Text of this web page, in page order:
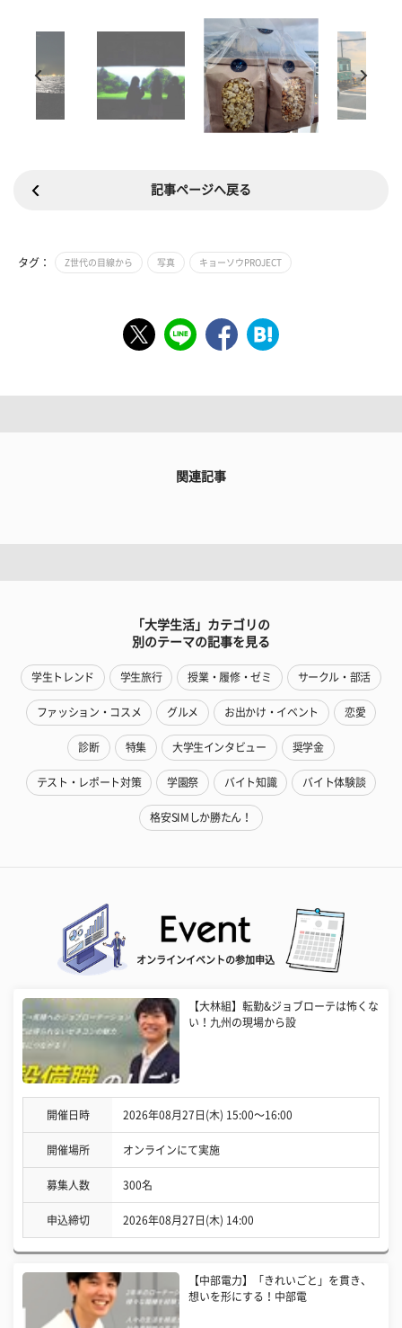
記事ページへ戻る
タグ： Z世代の目線から 写真 キョーソウPROJECT
関連記事
「大学生活」カテゴリの
別のテーマの記事を見る
学生トレンド 学生旅行 授業・履修・ゼミ サークル・部活
ファッション・コスメ グルメ お出かけ・イベント 恋愛
診断 特集 大学生インタビュー 奨学金
テスト・レポート対策 学園祭 バイト知識 バイト体験談
格安SIMしか勝たん！
オンラインイベントの参加申込
【大林組】転勤&ジョブローテは怖くな
い！九州の現場から設
開催日時 2026年08月27日(木) 15:00〜16:00
開催場所 オンラインにて実施
募集人数 300名
申込締切 2026年08月27日(木) 14:00
【中部電力】「きれいごと」を貫き、
想いを形にする！中部電